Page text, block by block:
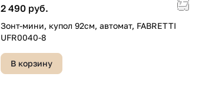
2 490 руб.
Зонт-мини, купол 92см, автомат, FABRETTI
UFR0040-8
В корзину